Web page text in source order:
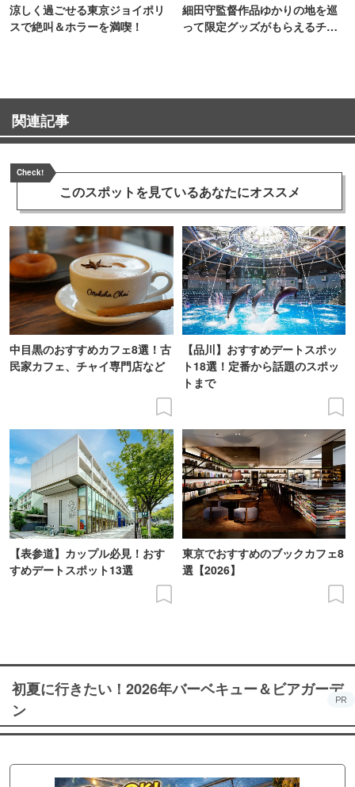
涼しく過ごせる東京ジョイポリ
スで絶叫＆ホラーを満喫！
細田守監督作品ゆかりの地を巡
って限定グッズがもらえるチャ
関連記事
Check!
このスポットを見ているあなたにオススメ
中目黒のおすすめカフェ8選！古
民家カフェ、チャイ専門店など
【品川】おすすめデートスポッ
ト18選！定番から話題のスポッ
トまで
【表参道】カップル必見！おす
すめデートスポット13選
東京でおすすめのブックカフェ8
選【2026】
初夏に行きたい！2026年バーベキュー＆ビアガーデ
ン
PR